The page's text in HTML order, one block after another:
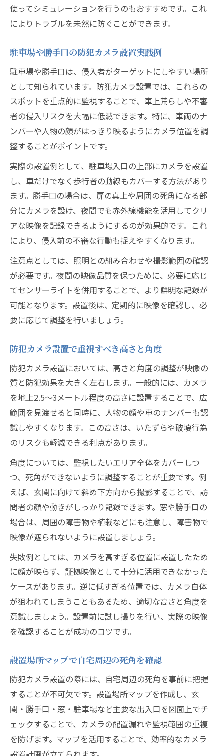
使ってシミュレーションを行うのもおすすめです。これ
によりトラブルを未然に防ぐことができます。
駐車場や勝手口の防犯カメラ設置実践例
駐車場や勝手口は、侵入者がターゲットにしやすい場所
として知られています。防犯カメラ設置では、これらの
スポットを重点的に監視することで、車上荒らしや不審
者の侵入リスクを大幅に低減できます。特に、車両のナ
ンバーや人物の顔がはっきり映るようにカメラ位置を調
整することがポイントです。
実際の設置例として、駐車場入口の上部にカメラを設置
し、車だけでなく歩行者の動線もカバーする方法があり
ます。勝手口の場合は、扉の真上や周囲の死角になる部
分にカメラを設け、夜間でも赤外線機能を活用してクリ
アな映像を記録できるようにするのが効果的です。これ
により、侵入前の不審な行動も捉えやすくなります。
注意点としては、照明との組み合わせや撮影範囲の確認
が必要です。夜間の映像品質を保つために、必要に応じ
てセンサーライトを併用することで、より鮮明な記録が
可能となります。設置後は、定期的に映像を確認し、必
要に応じて調整を行いましょう。
防犯カメラ設置で重視すべき高さと角度
防犯カメラ設置においては、高さと角度の調整が映像の
質と防犯効果を大きく左右します。一般的には、カメラ
を地上2.5～3メートル程度の高さに設置することで、広
範囲を見渡せると同時に、人物の顔や車のナンバーも認
識しやすくなります。この高さは、いたずらや破壊行為
のリスクも軽減できる利点があります。
角度については、監視したいエリア全体をカバーしつ
つ、死角ができないように調整することが重要です。例
えば、玄関に向けて斜め下方向から撮影することで、訪
問者の顔や動きがしっかり記録できます。窓や勝手口の
場合は、周囲の障害物や植栽などにも注意し、障害物で
映像が遮られないように設置しましょう。
失敗例としては、カメラを高すぎる位置に設置したため
に顔が映らず、証拠映像として十分に活用できなかった
ケースがあります。逆に低すぎる位置では、カメラ自体
が狙われてしまうこともあるため、適切な高さと角度を
意識しましょう。設置前に試し撮りを行い、実際の映像
を確認することが成功のコツです。
設置場所マップで自宅周辺の死角を確認
防犯カメラ設置の際には、自宅周辺の死角を事前に把握
することが不可欠です。設置場所マップを作成し、玄
関・勝手口・窓・駐車場など主要な出入口を図面上でチ
ェックすることで、カメラの配置漏れや監視範囲の重複
を防げます。マップを活用することで、効率的なカメラ
設置計画が立てられます。